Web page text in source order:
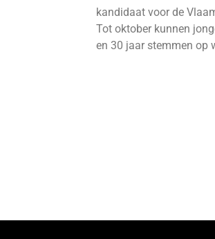
kandidaat voor de
Tot oktober kunnen
en 30 jaar stemmen op